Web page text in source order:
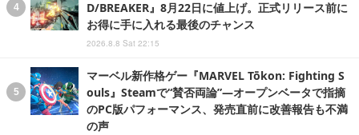
D/BREAKER』8月22日に値上げ。正式リリース前に
お得に手に入れる最後のチャンス
2026.8.8 Sat 22:15
マーベル新作格ゲー『MARVEL Tōkon: Fighting S
ouls』Steamで“賛否両論”―オープンベータで指摘
のPC版パフォーマンス、発売直前に改善報告も不満
の声